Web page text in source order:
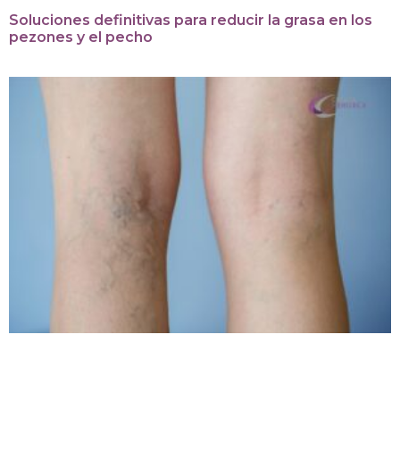
Soluciones definitivas para reducir la grasa en los
pezones y el pecho